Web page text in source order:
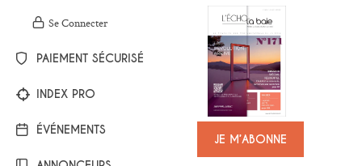
Se Connecter
PAIEMENT SÉCURISÉ
INDEX PRO
ÉVÉNEMENTS
JE M’ABONNE